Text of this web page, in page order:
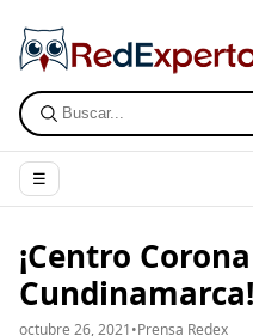
☰
¡Centro
Cundinamarca!
octubre 26, 2021•Prensa Redex